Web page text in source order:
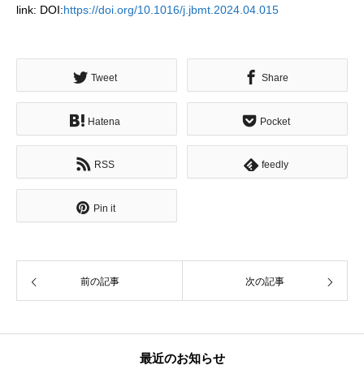
link: DOI:https://doi.org/10.1016/j.jbmt.2024.04.015
Tweet Share
Hatena Pocket
RSS feedly
Pin it
前の記事 次の記事
最近のお知らせ